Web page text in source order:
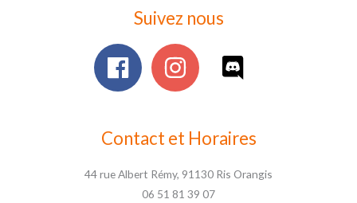
Suivez nous
Contact et Horaires
44 rue Albert Rémy, 91130 Ris Orangis
06 51 81 39 07